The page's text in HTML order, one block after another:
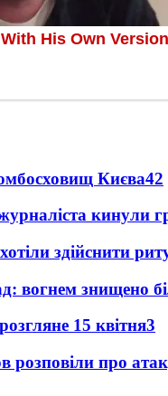
Києва42
кинули
здійснити
вогнем знищено
15 квітня3
розповіли про